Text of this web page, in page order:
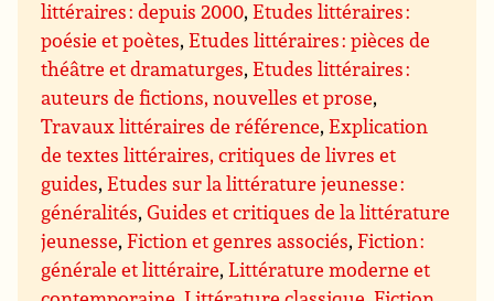
littéraires : depuis 2000,Etudes littéraires :
poésie et poètes,Etudes littéraires : pièces de
théâtre et dramaturges,Etudes littéraires :
auteurs de fictions, nouvelles et prose,
Travaux littéraires de référence,Explication
de textes littéraires, critiques de livres et
guides,Etudes sur la littérature jeunesse :
généralités,Guides et critiques de la littérature
jeunesse,Fiction et genres associés,Fiction :
générale et littéraire,Littérature moderne et